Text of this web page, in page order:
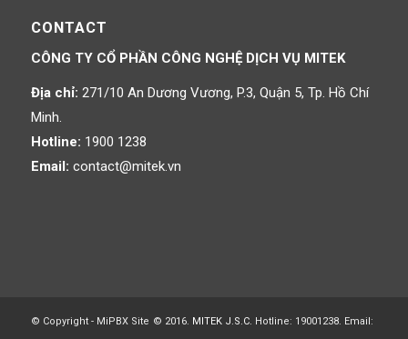
CONTACT
CÔNG TY CỔ PHẦN CÔNG NGHỆ DỊCH VỤ MITEK
Địa chỉ: 271/10 An Dương Vương, P.3, Quận 5, Tp. Hồ Chí
Minh.
Hotline: 1900 1238
Email: contact@mitek.vn
© Copyright - MiPBX Site © 2016. MITEK J.S.C. Hotline: 19001238. Email: